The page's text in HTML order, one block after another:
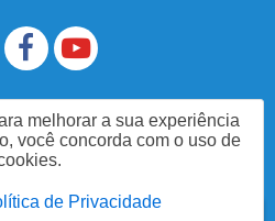
melhorar a sua experiência
você concorda com o uso de
de Privacidade